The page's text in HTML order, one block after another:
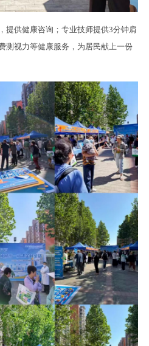
提供健康咨询；专业技师提供3分钟肩
测视力等健康服务，为居民献上一份